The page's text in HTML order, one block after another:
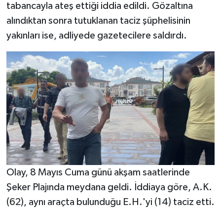
tabancayla ateş ettiği iddia edildi. Gözaltına
alındıktan sonra tutuklanan taciz şüphelisinin
yakınları ise, adliyede gazetecilere saldırdı.
Olay, 8 Mayıs Cuma günü akşam saatlerinde
Şeker Plajında meydana geldi. İddiaya göre, A.K.
(62), aynı araçta bulunduğu E.H.'yi (14) taciz etti.